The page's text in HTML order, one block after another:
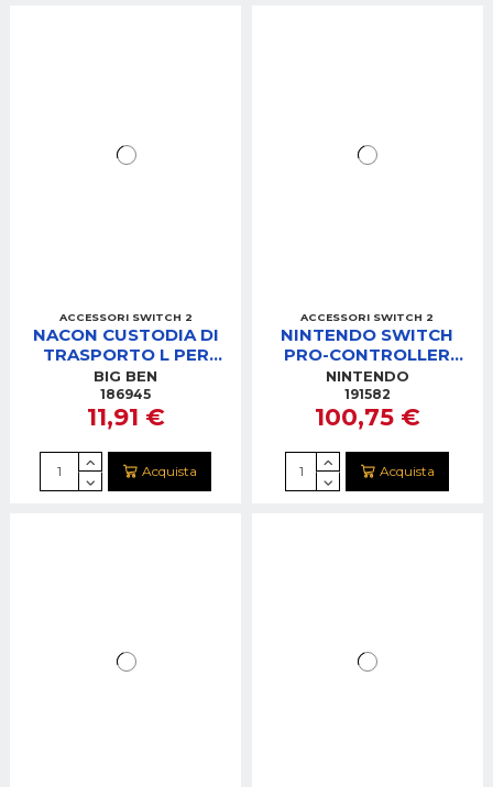
ACCESSORI SWITCH 2
NACON CUSTODIA DI
TRASPORTO L PER
SWITCH 2 NERA
BIG BEN
186945
11,91 €
Acquista
ACCESSORI SWITCH 2
NINTENDO SWITCH
PRO-CONTROLLER
RESIDENT EVIL
REQUIEM EDITION
NINTENDO
191582
100,75 €
Acquista